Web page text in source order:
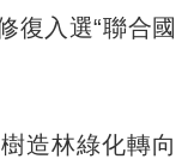
復入選“聯合國
造林綠化轉向